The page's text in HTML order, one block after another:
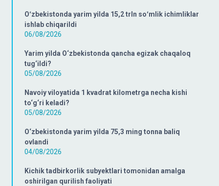
Oʻzbekistonda yarim yilda 15,2 trln soʻmlik ichimliklar
ishlab chiqarildi
06/08/2026
Yarim yilda O‘zbekistonda qancha egizak chaqaloq
tug‘ildi?
05/08/2026
Navoiy viloyatida 1 kvadrat kilometrga necha kishi
to‘g‘ri keladi?
05/08/2026
O‘zbekistonda yarim yilda 75,3 ming tonna baliq
ovlandi
04/08/2026
Kichik tadbirkorlik subyektlari tomonidan amalga
oshirilgan qurilish faoliyati